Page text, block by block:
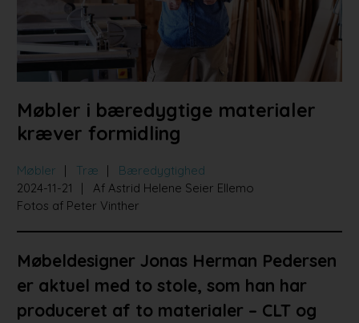
Indretningsprojekter
Portrætter
Partnere
Møbler i bæredygtige materialer
kræver formidling
Møbler Træ
Bæredygtighed
2024-11-21
Af Astrid Helene Seier Ellemo
Fotos af Peter Vinther
Møbeldesigner Jonas Herman Pedersen
er aktuel med to stole, som han har
produceret af to materialer – CLT og